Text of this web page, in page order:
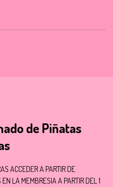
de Piñatas
ACCEDER A PARTIR DE
LA MEMBRESIA A PARTIR DEL 1